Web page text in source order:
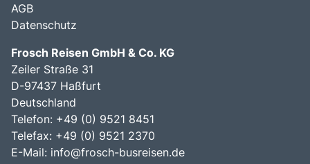
AGB
Datenschutz
Frosch Reisen GmbH & Co. KG
Zeiler Straße 31
D-97437 Haßfurt
Deutschland
Telefon: +49 (0) 9521 8451
Telefax: +49 (0) 9521 2370
E-Mail: info@frosch-busreisen.de